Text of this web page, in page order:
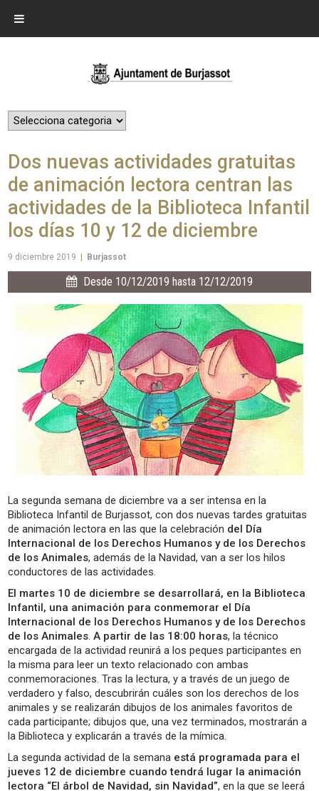
Dos nuevas actividades gratuitas
de animación lectora centran las
actividades de la Biblioteca Infantil
los días 10 y 12 de diciembre
9 diciembre 2019 Burjassot
Desde 10/12/2019 hasta 12/12/2019
La segunda semana de diciembre va a ser intensa en la
Biblioteca Infantil de Burjassot, con dos nuevas tardes gratuitas
de animación lectora en las que la celebración del Día
Internacional de los Derechos Humanos y de los Derechos
de los Animales, además de la Navidad, van a ser los hilos
conductores de las actividades.
El martes 10 de diciembre se desarrollará, en la Biblioteca
Infantil, una animación para conmemorar el Día
Internacional de los Derechos Humanos y de los Derechos
de los Animales.A partir de las 18:00 horas, la técnico
encargada de la actividad reunirá a los peques participantes en
la misma para leer un texto relacionado con ambas
conmemoraciones. Tras la lectura, y a través de un juego de
verdadero y falso, descubrirán cuáles son los derechos de los
animales y se realizarán dibujos de los animales favoritos de
cada participante; dibujos que, una vez terminados, mostrarán a
la Biblioteca y explicarán a través de la mímica.
La segunda actividad de la semana está programada para el
jueves 12 de diciembre cuando tendrá lugar la animación
lectora “El árbol de Navidad, sin Navidad”, en la que se leerá